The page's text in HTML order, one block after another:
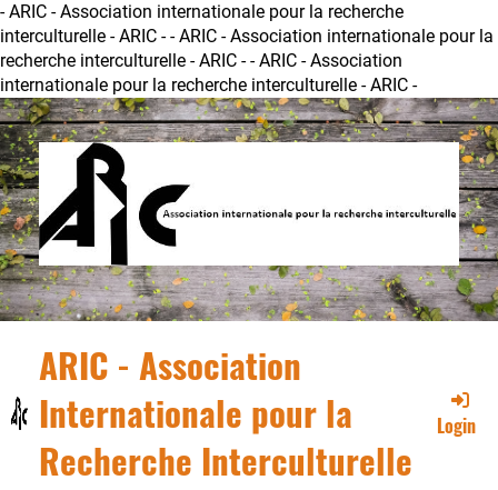
- ARIC - Association internationale pour la recherche
interculturelle - ARIC -- ARIC - Association internationale pour la
recherche interculturelle - ARIC - - ARIC - Association
internationale pour la recherche interculturelle - ARIC -
ARIC - Association
Internationale pour la
Recherche Interculturelle
Login